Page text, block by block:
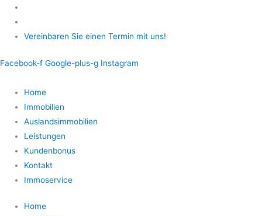
Zum
Inhalt
springenVereinbaren Sie einen Termin mit uns!
Facebook-f Google-plus-g Instagram
Home
Immobilien
Auslandsimmobilien
Leistungen
Kundenbonus
Kontakt
Immoservice
Home